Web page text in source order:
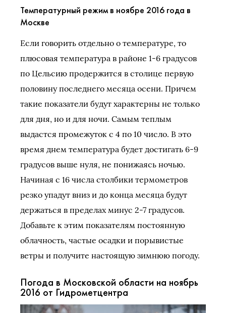
Температурный режим в ноябре 2016 года в
Москве
Если говорить отдельно о температуре, то
плюсовая температура в районе 1-6 градусов
по Цельсию продержится в столице первую
половину последнего месяца осени. Причем
такие показатели будут характерны не только
для дня, но и для ночи. Самым теплым
выдастся промежуток с 4 по 10 число. В это
время днем температура будет достигать 6-9
градусов выше нуля, не понижаясь ночью.
Начиная с 16 числа столбики термометров
резко упадут вниз и до конца месяца будут
держаться в пределах минус 2-7 градусов.
Добавьте к этим показателям постоянную
облачность, частые осадки и порывистые
ветры и получите настоящую зимнюю погоду.
Погода в Московской области на ноябрь
2016 от Гидрометцентра